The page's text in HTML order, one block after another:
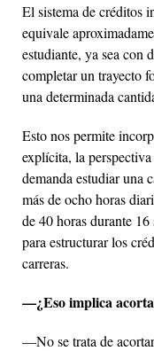
El sistema de créditos
equivale
estudiante, ya sea con
completar un trayecto
una determinada
Esto nos permite
explícita, la
demanda estudiar una
más de ocho horas
de 40 horas durante 16
para estructurar los
carreras.
—¿Eso implica
—No se trata de